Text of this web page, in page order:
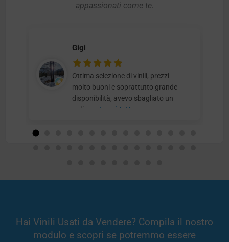
appassionati come te.
Gigi
Ottima selezione di vinili, prezzi
molto buoni e soprattutto grande
disponibilità, avevo sbagliato un
ordine e Leggi tutto
Hai Vinili Usati da Vendere? Compila il nostro
modulo e scopri se potremmo essere